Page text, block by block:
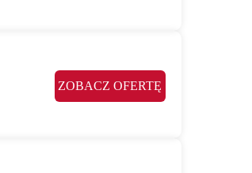
ZOBACZ OFERTĘ